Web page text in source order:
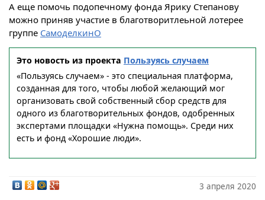
А еще помочь подопечному фонда Ярику Степанову
можно приняв участие в благотворитлеьной лотерее
группе СамоделкинО
Это новость из проекта Пользуясь случаем
«Пользуясь случаем» - это специальная платформа,
созданная для того, чтобы любой желающий мог
организовать свой собственный сбор средств для
одного из благотворительных фондов, одобренных
экспертами площадки «Нужна помощь». Среди них
есть и фонд «Хорошие люди».
3 апреля 2020